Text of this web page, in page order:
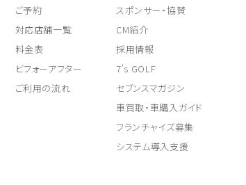
ご予約
対応店舗一覧
料金表
ビフォーアフター
ご利用の流れ
スポンサー・協賛
CM紹介
採用情報
7's GOLF
セブンスマガジン
車買取・車購入ガイド
フランチャイズ募集
システム導入支援